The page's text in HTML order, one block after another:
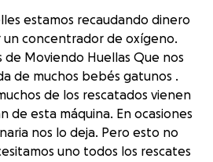
estamos recaudando dinero
concentrador de oxígeno.
de Moviendo Huellas Que nos
de muchos bebés gatunos .
de los rescatados vienen
de esta máquina. En ocasiones
nos lo deja. Pero esto no
uno todos los rescates